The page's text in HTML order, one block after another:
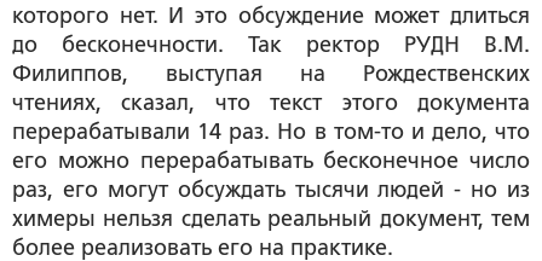
которого нет. И это обсуждение может длиться
до бесконечности. Так ректор РУДН В.М.
Филиппов, выступая на Рождественских
чтениях, сказал, что текст этого документа
перерабатывали 14 раз. Но в том-то и дело, что
его можно перерабатывать бесконечное число
раз, его могут обсуждать тысячи людей - но из
химеры нельзя сделать реальный документ, тем
более реализовать его на практике.